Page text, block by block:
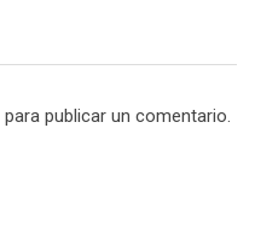
para publicar un comentario.